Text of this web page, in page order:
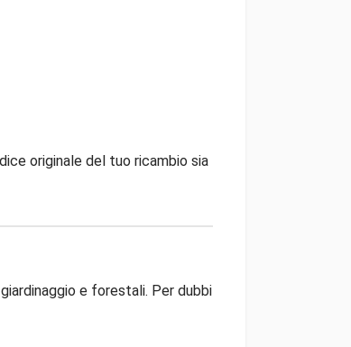
originale del tuo ricambio sia
e forestali. Per dubbi